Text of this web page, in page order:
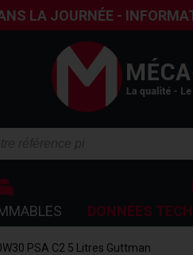
LA JOURNÉE -
DONNÉES
PSA C2 5 Litres Guttman